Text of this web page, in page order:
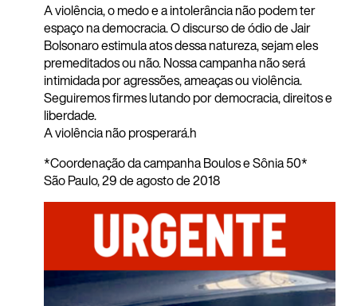
A violência, o medo e a intolerância não podem ter
espaço na democracia. O discurso de ódio de Jair
Bolsonaro estimula atos dessa natureza, sejam eles
premeditados ou não. Nossa campanha não será
intimidada por agressões, ameaças ou violência.
Seguiremos firmes lutando por democracia, direitos e
liberdade.
A violência não prosperará.h
*Coordenação da campanha Boulos e Sônia 50*
São Paulo, 29 de agosto de 2018